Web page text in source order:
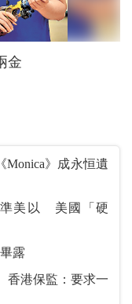
兩金
準美以 美國「硬
態畢露
香港保監：要求一